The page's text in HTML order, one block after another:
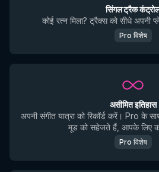
सिंगल ट्रैक
कोई रत्न मिला? ट्रैक्स को सीधे अपनी
Pro विशेष
असीमित इतिहास
अपनी संगीत यात्रा को रिकॉर्ड करें। Pro के
मूड को सहेजते हैं, आपके लिए
Pro विशेष